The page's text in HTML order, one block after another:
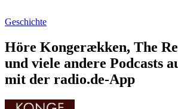
Geschichte
Höre Kongerækken, The
und viele andere Podcasts
mit der radio.de-App